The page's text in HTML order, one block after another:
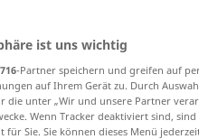
ist uns wichtig
716-Partner speichern und greifen auf
auf Ihrem Gerät zu. Durch
die unter „Wir und unsere Partner
Wenn Tracker deaktiviert sind,
für Sie. Sie können dieses Menü